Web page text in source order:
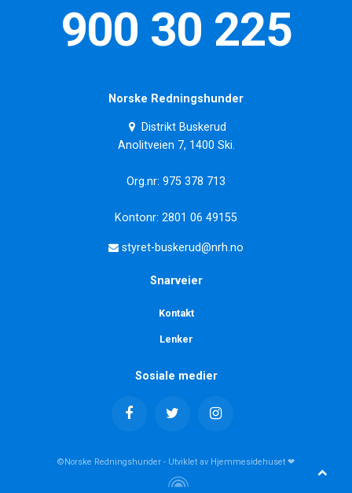
900 30 225
Norske Redningshunder
Distrikt Buskerud
Anolitveien 7, 1400 Ski.
Org.nr: 975 378 713
Kontonr: 2801 06 49155
styret-buskerud@nrh.no
Snarveier
Kontakt
Lenker
Sosiale medier
©Norske Redningshunder - Utviklet av Hjemmesidehuset ❤
Scroll